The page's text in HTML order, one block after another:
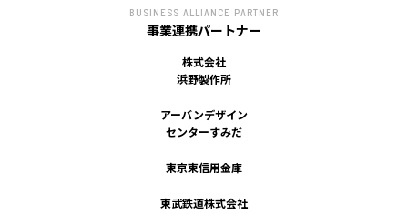
BUSINESS ALLIANCE PARTNER
事業連携パートナー
株式会社
浜野製作所
アーバンデザイン
センターすみだ
東京東信用金庫
東武鉄道株式会社